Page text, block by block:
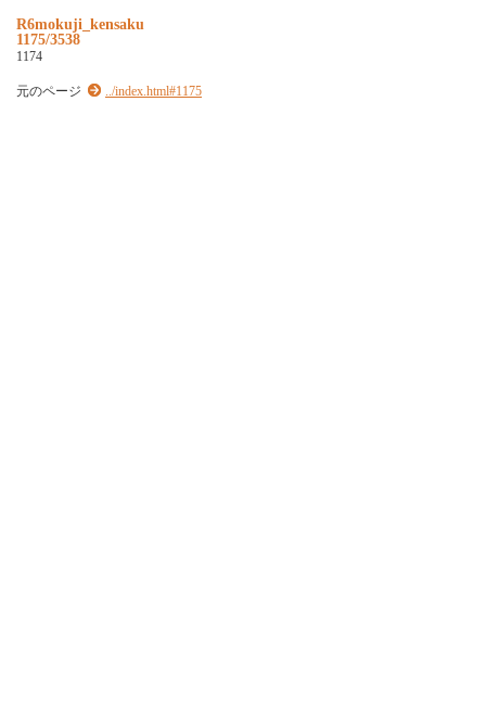
R6mokuji_kensaku
1175/3538
1174
元のページ ../index.html#1175